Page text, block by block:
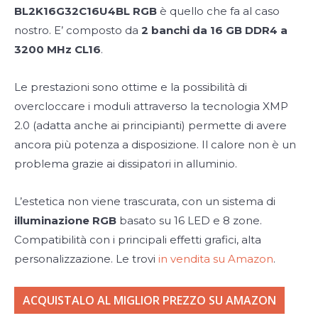
BL2K16G32C16U4BL RGB è quello che fa al caso
nostro. E’ composto da 2 banchi da 16 GB DDR4 a
3200 MHz CL16.
Le prestazioni sono ottime e la possibilità di
overcloccare i moduli attraverso la tecnologia XMP
2.0 (adatta anche ai principianti) permette di avere
ancora più potenza a disposizione. Il calore non è un
problema grazie ai dissipatori in alluminio.
L’estetica non viene trascurata, con un sistema di
illuminazione RGB basato su 16 LED e 8 zone.
Compatibilità con i principali effetti grafici, alta
personalizzazione. Le trovi in vendita su Amazon.
ACQUISTALO AL MIGLIOR PREZZO SU AMAZON